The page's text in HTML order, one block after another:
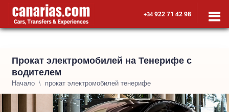
+34922 71 42 98
Прокат электромобилей на Тенерифе с
водителем
Начало прокат электромобилей тенерифе